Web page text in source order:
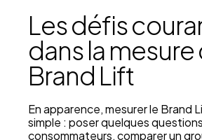
Les défis
dans la mesure
Brand Lift
En apparence, mesurer le Brand
simple : poser quelques
consommateurs, comparer un